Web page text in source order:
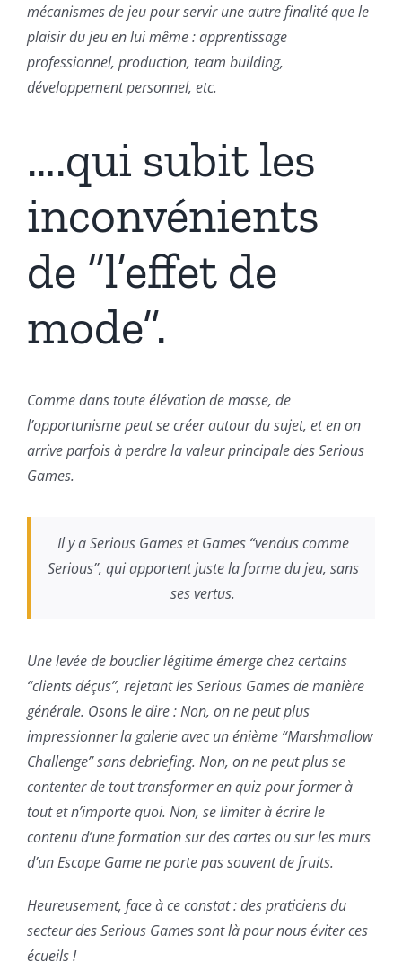
mécanismes de jeu pour servir une autre finalité que le
plaisir du jeu en lui même : apprentissage
professionnel, production, team building,
développement personnel, etc.
….qui subit les
inconvénients
de “l’effet de
mode”.
Comme dans toute élévation de masse, de
l’opportunisme peut se créer autour du sujet, et en on
arrive parfois à perdre la valeur principale des Serious
Games.
Il y a Serious Games et Games “vendus comme
Serious”, qui apportent juste la forme du jeu, sans
ses vertus.
Une levée de bouclier légitime émerge chez certains
“clients déçus”, rejetant les Serious Games de manière
générale. Osons le dire : Non, on ne peut plus
impressionner la galerie avec un énième “Marshmallow
Challenge” sans debriefing. Non, on ne peut plus se
contenter de tout transformer en quiz pour former à
tout et n’importe quoi. Non, se limiter à écrire le
contenu d’une formation sur des cartes ou sur les murs
d’un Escape Game ne porte pas souvent de fruits.
Heureusement, face à ce constat : des praticiens du
secteur des Serious Games sont là pour nous éviter ces
écueils !